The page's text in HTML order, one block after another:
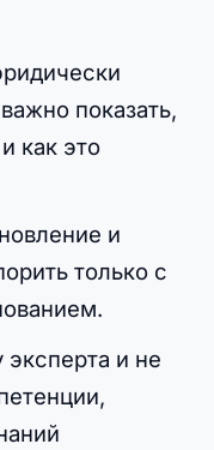
показать,
как это
и
только с
эксперта и не